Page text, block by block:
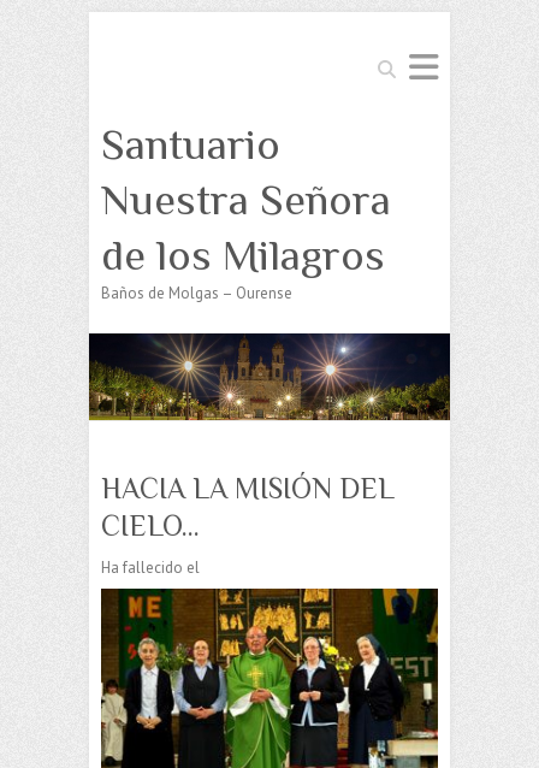
Buscar
Santuario
Nuestra Señora
de los Milagros
Baños de Molgas – Ourense
HACIA LA MISIÓN DEL
CIELO…
Ha fallecido el